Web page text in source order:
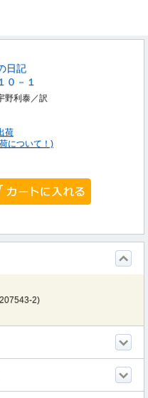
日記
－１
野利泰／訳
荷
について！)
2)